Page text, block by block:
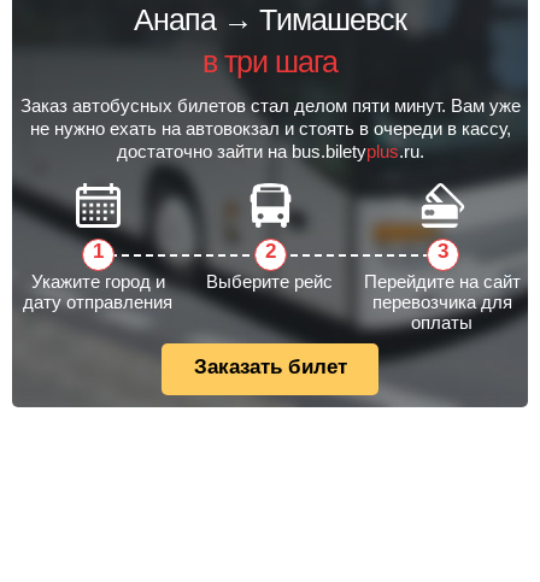
Анапа → Тимашевск
в три шага
Заказ автобусных билетов стал делом пяти минут. Вам уже
не нужно ехать на автовокзал и стоять в очереди в кассу,
достаточно зайти на bus.biletyplus.ru.
Укажите город и
дату отправления
Выберите рейс
Перейдите на сайт
перевозчика для
оплаты
Заказать билет